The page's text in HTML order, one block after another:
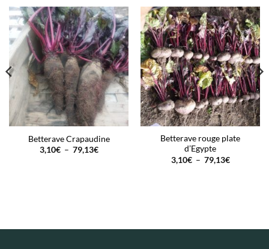
Betterave Crapaudine
3,10€ – 79,13€Plage
Betterave rouge plate
d’Egypte
3,10€ – 79,13€Plage